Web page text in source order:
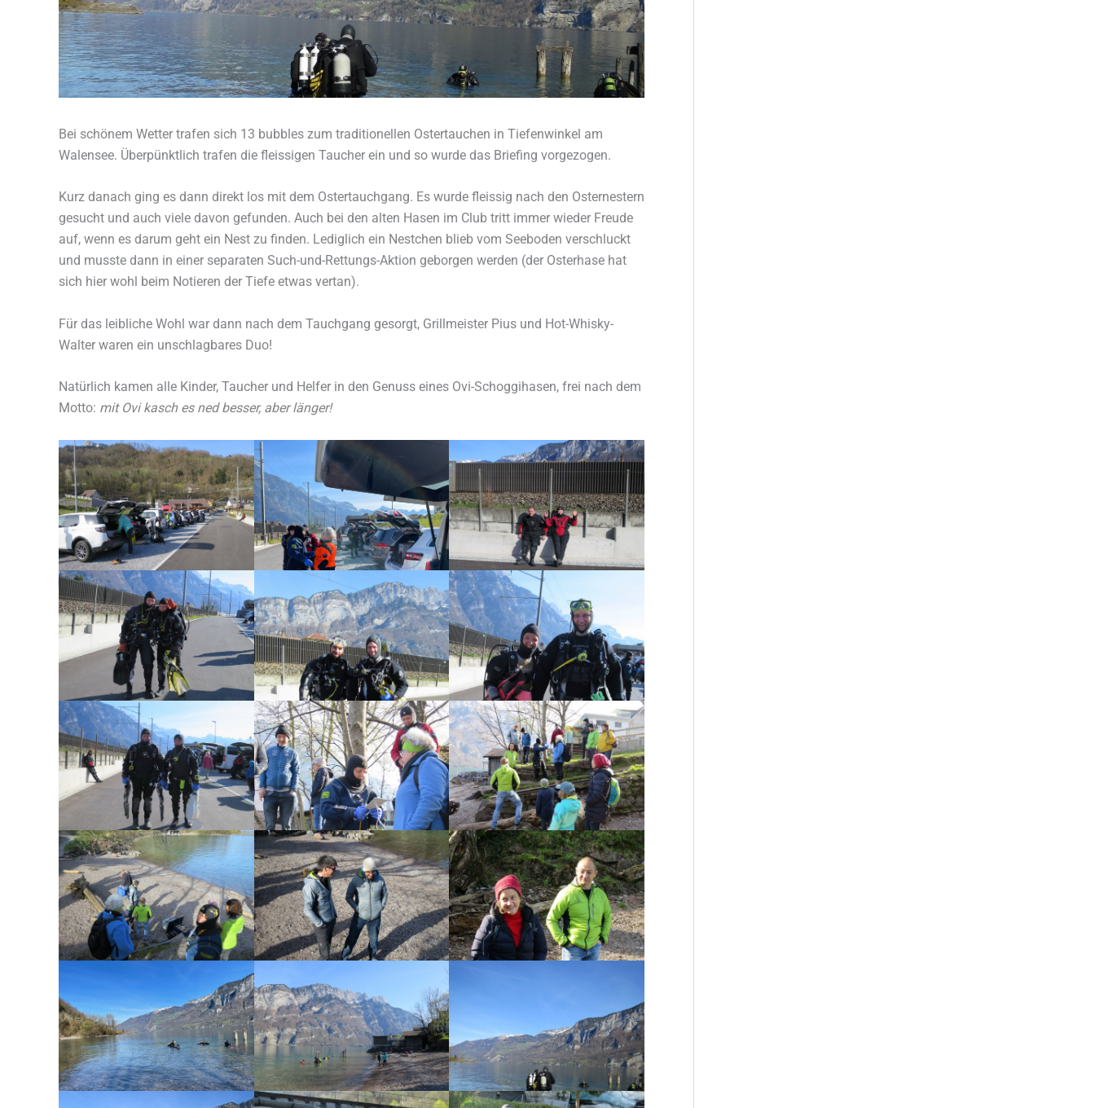
Bei schönem Wetter trafen sich 13 bubbles zum traditionellen Ostertauchen in Tiefenwinkel am
Walensee. Überpünktlich trafen die fleissigen Taucher ein und so wurde das Briefing vorgezogen.
Kurz danach ging es dann direkt los mit dem Ostertauchgang. Es wurde fleissig nach den Osternestern
gesucht und auch viele davon gefunden. Auch bei den alten Hasen im Club tritt immer wieder Freude
auf, wenn es darum geht ein Nest zu finden. Lediglich ein Nestchen blieb vom Seeboden verschluckt
und musste dann in einer separaten Such-und-Rettungs-Aktion geborgen werden (der Osterhase hat
sich hier wohl beim Notieren der Tiefe etwas vertan).
Für das leibliche Wohl war dann nach dem Tauchgang gesorgt, Grillmeister Pius und Hot-Whisky-
Walter waren ein unschlagbares Duo!
Natürlich kamen alle Kinder, Taucher und Helfer in den Genuss eines Ovi-Schoggihasen, frei nach dem
Motto: mit Ovi kasch es ned besser, aber länger!